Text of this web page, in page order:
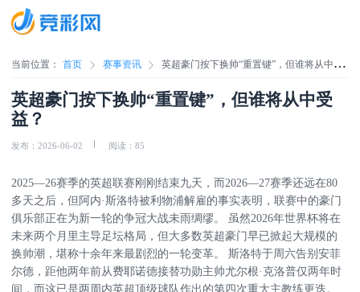
当前位置： 首页 赛事资讯
英超豪门按下换帅“重置键”，但谁将从中受
英超豪门按下换帅“重置键”，但谁将从中受
益？
发布：2026-06-02 阅读：85
2025—26赛季的英超联赛刚刚结束九天，而2026—27赛季还远在80
多天之后，但阿内·斯洛特被利物浦解雇的事实表明，联赛中的豪门
俱乐部正在为新一轮的争冠大战未雨绸缪。 虽然2026年世界杯将在
未来两个月里主导足坛格局，但大多数英超豪门早已掀起大规模的
换帅潮，堪称十余年来最剧烈的一轮变革。 斯洛特于周六告别安菲
尔德，距他两年前从费耶诺德接替功勋主帅尤尔根·克洛普仅两年时
间，而这已是两周内英超顶级球队作出的第四次重大主教练更迭。